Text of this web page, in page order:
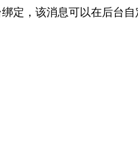
定，该消息可以在后台自